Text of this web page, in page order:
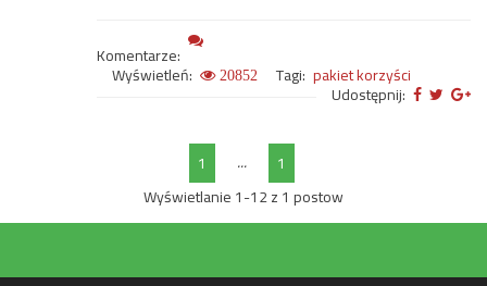
Komentarze:
Wyświetleń: 20852 Tagi: pakiet korzyści
Udostępnij:
1 ...
1
Wyświetlanie 1-12 z 1 postow